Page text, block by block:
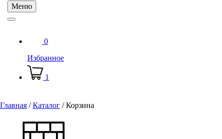
Меню
0
Избранное
1
Главная /Каталог /Корзина